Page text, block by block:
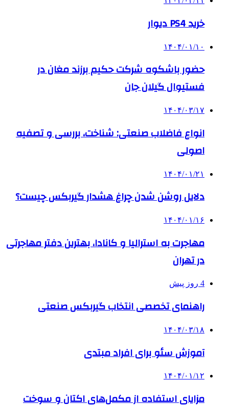
خرید PS4 دیوار
۱۴۰۴/۰۱/۱۰
حضور باشکوه شرکت حکیم برزند مغان در
فستیوال گیلان جان
۱۴۰۴/۰۳/۱۷
انواع فاضلاب صنعتی: شناخت، بررسی و تصفیه
اصولی
۱۴۰۴/۰۱/۲۱
دلایل روشن شدن چراغ هشدار گیربکس چیست؟
۱۴۰۴/۰۱/۱۶
مهاجرت به استرالیا و کانادا، بهترین دفتر مهاجرتی
در تهران
4 روز پیش
راهنمای تخصصی انتخاب گیربکس صنعتی
۱۴۰۴/۰۳/۱۸
آموزش سئو برای افراد مبتدی
۱۴۰۴/۰۱/۱۲
مزایای استفاده از مکمل‌های اکتان و سوخت